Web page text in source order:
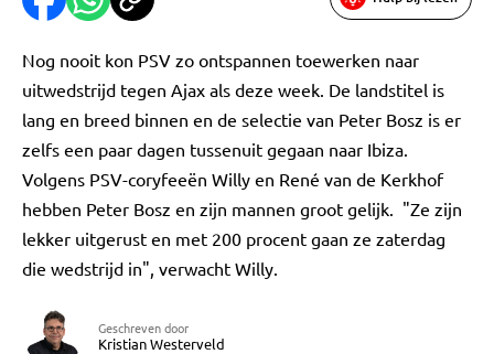
Nog nooit kon PSV zo ontspannen toewerken naar
uitwedstrijd tegen Ajax als deze week. De landstitel is
lang en breed binnen en de selectie van Peter Bosz is er
zelfs een paar dagen tussenuit gegaan naar Ibiza.
Volgens PSV-coryfeeën Willy en René van de Kerkhof
hebben Peter Bosz en zijn mannen groot gelijk. "Ze zijn
lekker uitgerust en met 200 procent gaan ze zaterdag
die wedstrijd in", verwacht Willy.
Geschreven door
Kristian Westerveld